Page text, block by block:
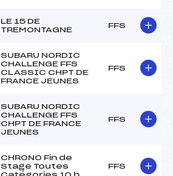
LE 15 DE
TREMONTAGNE
FFS
SUBARU NORDIC
CHALLENGE FFS
CLASSIC CHPT DE
FRANCE JEUNES
FFS
SUBARU NORDIC
CHALLENGE FFS
CHPT DE FRANCE
JEUNES
FFS
CHRONO Fin de
Stage Toutes
Catégories 10 h
FFS